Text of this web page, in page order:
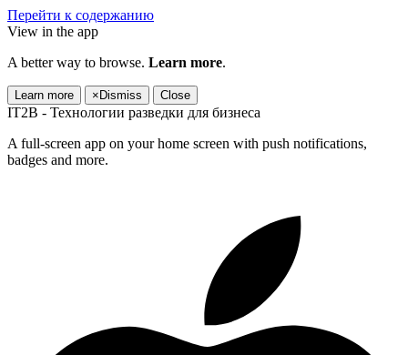
Перейти к содержанию
View in the app
A better way to browse. Learn more.
Learn more × Dismiss Close
IT2B - Технологии разведки для бизнеса
A full-screen app on your home screen with push notifications,
badges and more.